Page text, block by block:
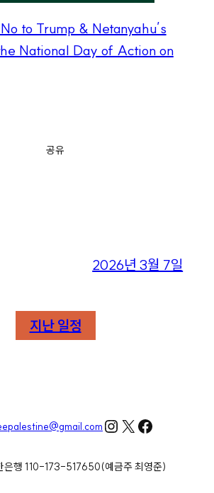
to Trump & Netanyahu’s
National Day of Action on
공유
2026년 3월 7일
지난 일정
Instagram
X Facebook
은행 110-173-517650(예금주 최영준)